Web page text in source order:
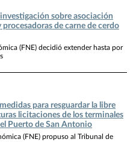
investigación sobre asociación
de carne de cerdo
(FNE) decidió extender hasta por
para resguardar la libre
licitaciones de los terminales
Puerto de San Antonio
(FNE) propuso al Tribunal de